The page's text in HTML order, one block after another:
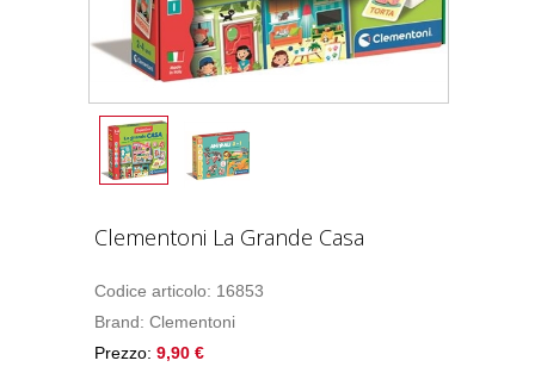
Clementoni La Grande Casa
Codice articolo: 16853
Brand: Clementoni
Prezzo: 9,90 €